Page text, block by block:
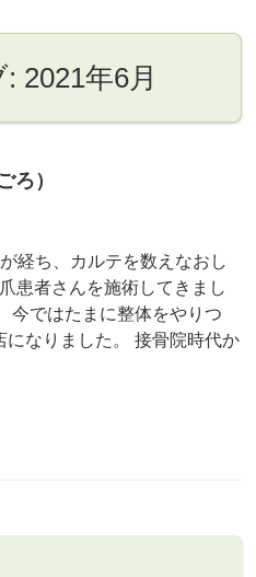
2021年6月
ろ）
経ち、カルテを数えなおし
患者さんを施術してきまし
今ではたまに整体をやりつ
なりました。 接骨院時代か